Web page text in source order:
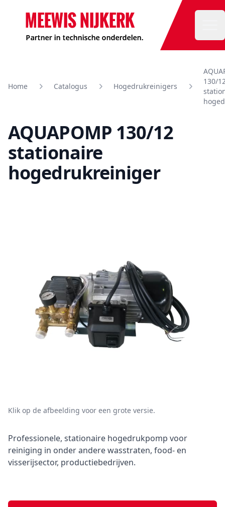
Home Catalogus Hogedrukreinigers
130/
AQUAPOMP 130/12
stationaire
hogedrukreiniger
Klik op de afbeelding voor een grote versie.
Omschrijving
Professionele, stationaire hogedrukpomp voor
reiniging in onder andere wasstraten, food- en
visserijsector, productiebedrijven.